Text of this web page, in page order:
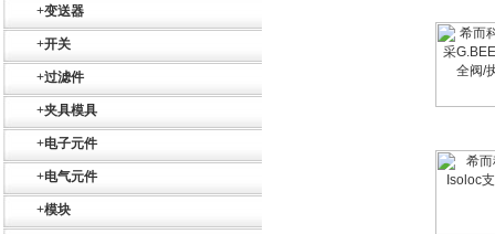
+变送器
+开关
+过滤件
+夹具模具
+电子元件
+电气元件
+模块